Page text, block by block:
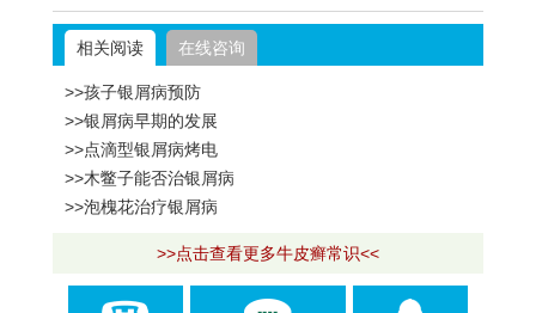
相关阅读 在线咨询
>>孩子银屑病预防
>>银屑病早期的发展
>>点滴型银屑病烤电
>>木鳖子能否治银屑病
>>泡槐花治疗银屑病
>>点击查看更多牛皮癣常识<<